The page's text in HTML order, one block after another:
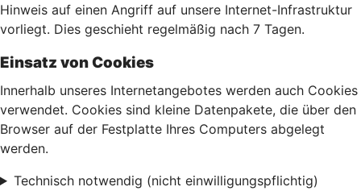
Hinweis auf einen Angriff auf unsere Internet-Infrastruktur
vorliegt. Dies geschieht regelmäßig nach 7 Tagen.
Einsatz von Cookies
Innerhalb unseres Internetangebotes werden auch Cookies
verwendet. Cookies sind kleine Datenpakete, die über den
Browser auf der Festplatte Ihres Computers abgelegt
werden.
Technisch notwendig (nicht einwilligungspflichtig)